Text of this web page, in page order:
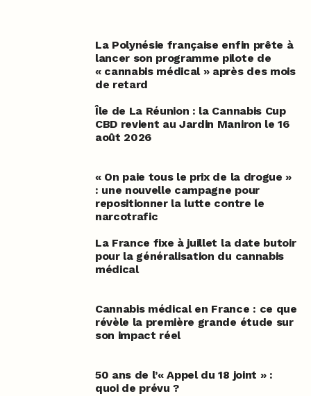
La Polynésie française enfin prête à
lancer son programme pilote de
« cannabis médical » après des mois
de retard
Île de La Réunion : la Cannabis Cup
CBD revient au Jardin Maniron le 16
août 2026
« On paie tous le prix de la drogue »
: une nouvelle campagne pour
repositionner la lutte contre le
narcotrafic
La France fixe à juillet la date butoir
pour la généralisation du cannabis
médical
Cannabis médical en France : ce que
révèle la première grande étude sur
son impact réel
50 ans de l’« Appel du 18 joint » :
quoi de prévu ?